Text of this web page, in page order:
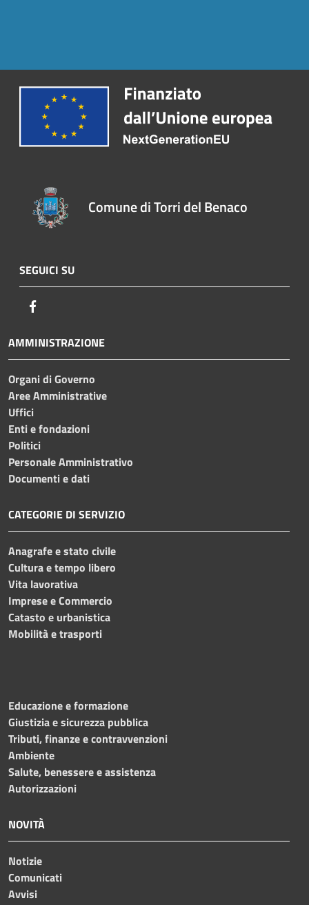
Comune di Torri del Benaco
SEGUICI SU
AMMINISTRAZIONE
Organi di Governo
Aree Amministrative
Uffici
Enti e fondazioni
Politici
Personale Amministrativo
Documenti e dati
CATEGORIE DI SERVIZIO
Anagrafe e stato civile
Cultura e tempo libero
Vita lavorativa
Imprese e Commercio
Catasto e urbanistica
Mobilità e trasporti
Educazione e formazione
Giustizia e sicurezza pubblica
Tributi, finanze e contravvenzioni
Ambiente
Salute, benessere e assistenza
Autorizzazioni
NOVITÀ
Notizie
Comunicati
Avvisi